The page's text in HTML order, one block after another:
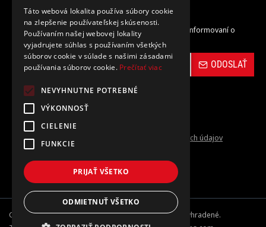
Odber noviniek
Zaregistrujte sa do nášho odberu noviniek a buďte informovaní o
novinkách a propagačných akciách.
ODOSLAŤ
Prečítal(a) som si a súhlasím s Ochrana osobných údajov
Copyright © 2024-26, carbon-vinyl.sk, Všetky práva vyhradené.
Táto webová lokalita používa súbory cookie
na zlepšenie používateľskej skúsenosti.
Používaním našej webovej lokality
vyjadrujete súhlas s používaním všetkých
súborov cookie v súlade s našimi zásadami
používania súborov cookie. Prečítať viac
NEVYHNUTNE POTREBNÉ
VÝKONNOSŤ
CIELENIE
FUNKCIE
PRIJAŤ VŠETKO
ODMIETNUŤ VŠETKO